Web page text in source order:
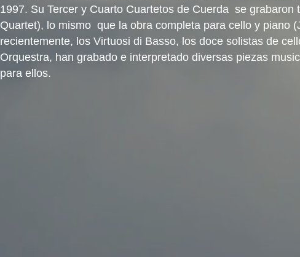
1997. Su Tercer y Cuarto Cuartetos de Cuerda se grabaron
Quartet), lo mismo que la obra completa para cello y piano
recientemente, los Virtuosi di Basso, los doce solistas de
Orquestra, han grabado e interpretado diversas piezas
para ellos.